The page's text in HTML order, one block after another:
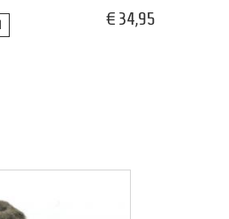
€ 34,95